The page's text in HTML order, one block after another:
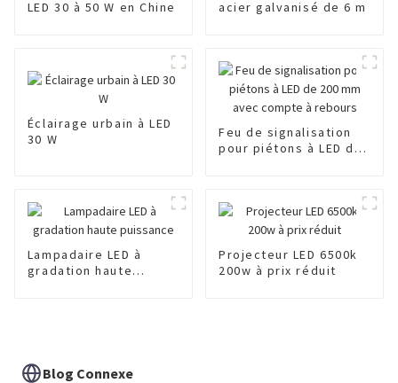
LED 30 à 50 W en Chine acier galvanisé de 6 m
Éclairage urbain à LED
30 W
Feu de signalisation
pour piétons à LED de
Lampadaire LED à
gradation haute
Projecteur LED 6500k
200w à prix réduit
Blog Connexe